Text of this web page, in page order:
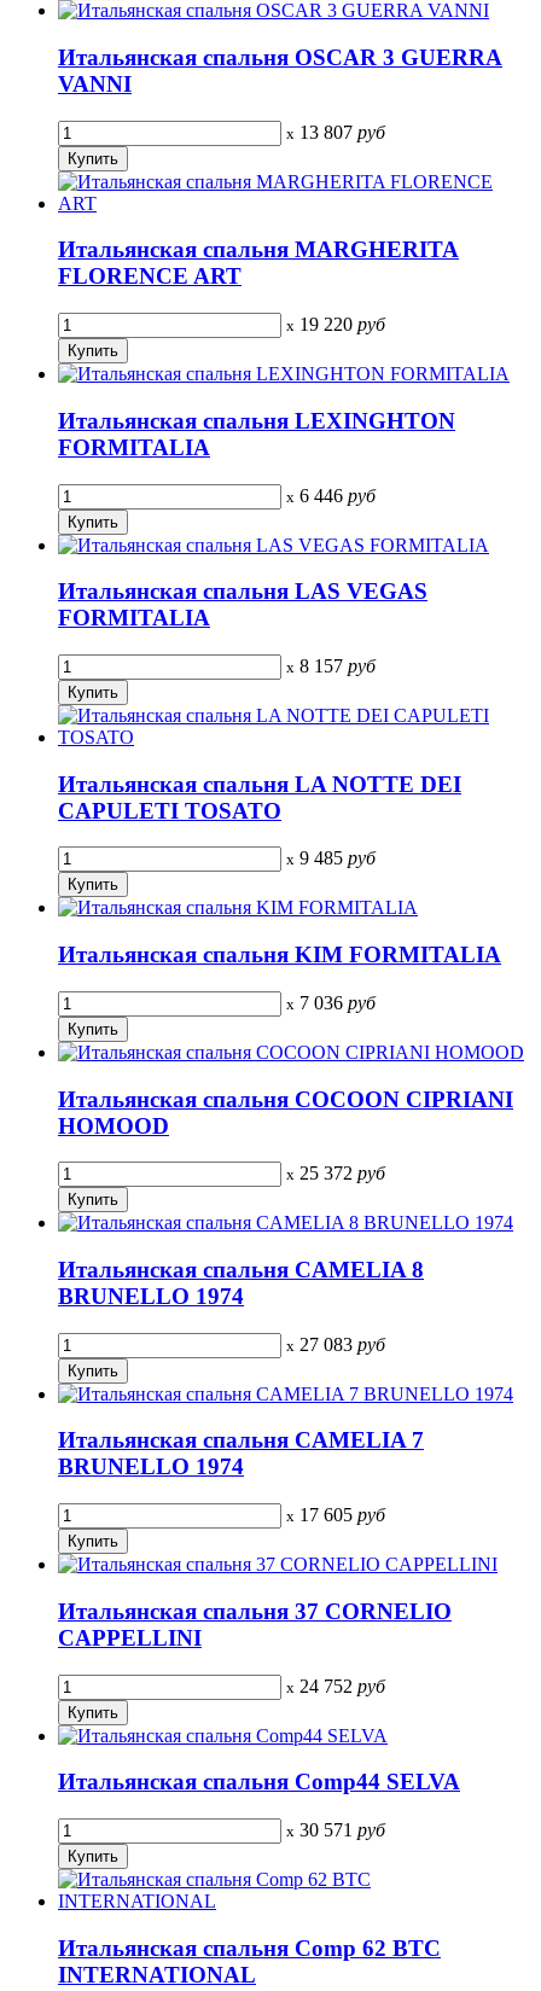
Итальянская спальня OSCAR 3 GUERRA
VANNI
x 13 807 руб
Итальянская спальня MARGHERITA
FLORENCE ART
x 19 220 руб
Итальянская спальня LEXINGHTON
FORMITALIA
x 6 446 руб
Итальянская спальня LAS VEGAS
FORMITALIA
x 8 157 руб
Итальянская спальня LA NOTTE DEI
CAPULETI TOSATO
x 9 485 руб
Итальянская спальня KIM FORMITALIA
x 7 036 руб
Итальянская спальня COCOON CIPRIANI
HOMOOD
x 25 372 руб
Итальянская спальня CAMELIA 8
BRUNELLO 1974
x 27 083 руб
Итальянская спальня CAMELIA 7
BRUNELLO 1974
x 17 605 руб
Итальянская спальня 37 CORNELIO
CAPPELLINI
x 24 752 руб
Итальянская спальня Comp44 SELVA
x 30 571 руб
Итальянская спальня Comp 62 BTC
INTERNATIONAL